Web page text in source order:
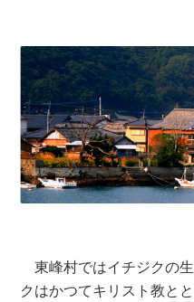
東峰村ではイチジクの
クはかつてキリスト教と